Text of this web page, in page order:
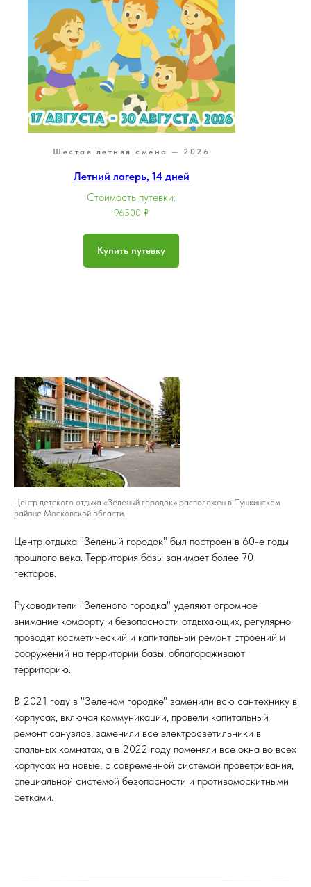
Шестая летняя смена — 2026
Летний лагерь, 14 дней
Стоимость путевки:
96500 ₽
Купить путевку
Центр детского отдыха «Зеленый городок» расположен в Пушкинском
районе Московской области.
Центр отдыха "Зеленый городок" был построен в 60-е годы
прошлого века. Территория базы занимает более 70
гектаров.
Руководители "Зеленого городка" уделяют огромное
внимание комфорту и безопасности отдыхающих, регулярно
проводят косметический и капитальный ремонт строений и
сооружений на территории базы, облагораживают
территорию.
В 2021 году в "Зеленом городке" заменили всю сантехнику в
корпусах, включая коммуникации, провели капитальный
ремонт санузлов, заменили все электросветильники в
спальных комнатах, а в 2022 году поменяли все окна во всех
корпусах на новые, с современной системой проветривания,
специальной системой безопасности и противомоскитными
сетками.